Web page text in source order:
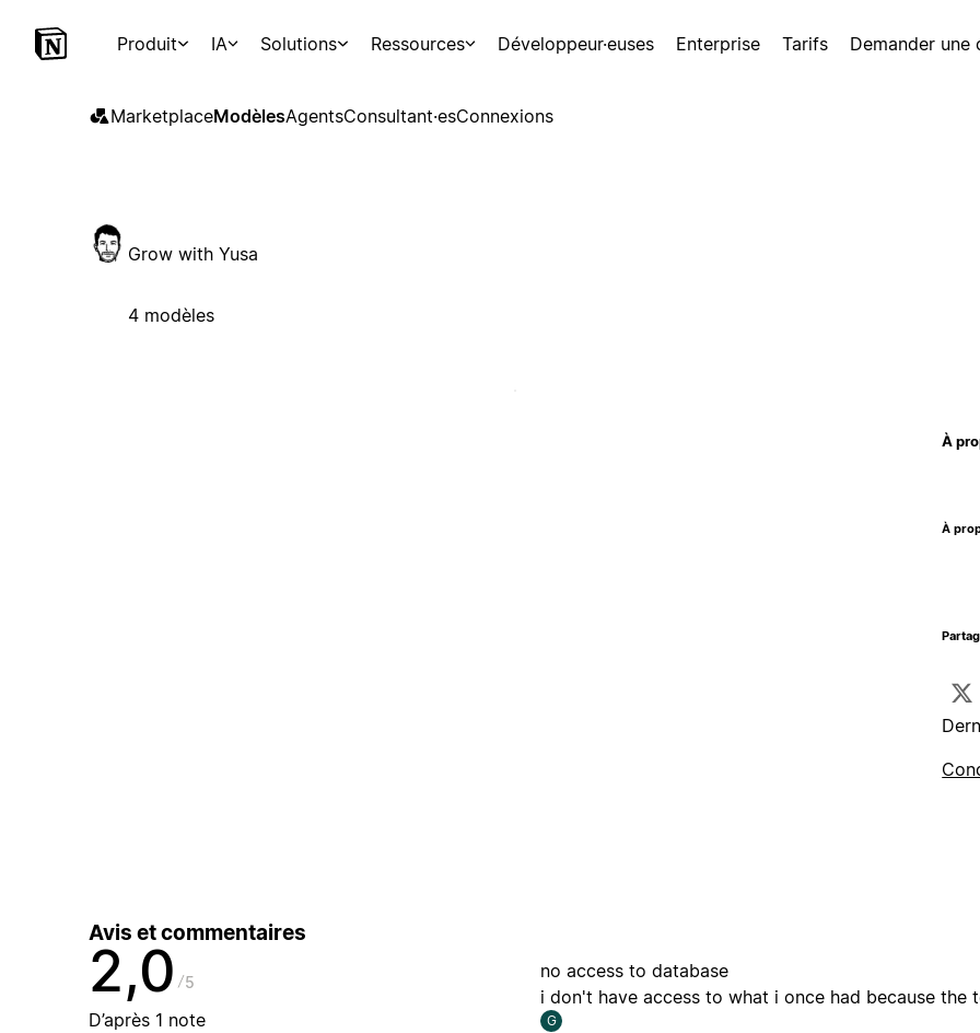
Produit IA Solutions Ressources Développeur·euses Enterprise Tarifs Demander une
MarketplaceModèlesAgentsConsultant·esConnexions
Grow with Yusa
4 modèles
À
À
Avis et commentaires
2,0 5
D’après 1 note
no access to database
i don't have access to what i once had because the
G